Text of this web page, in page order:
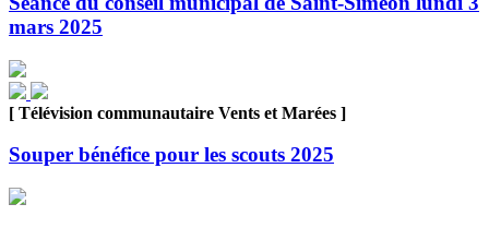
mars 2025
[ Télévision communautaire Vents et Marées ]
Souper bénéfice pour les scouts 2025